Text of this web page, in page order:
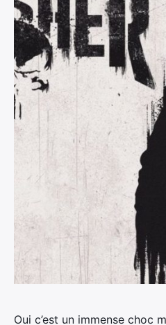
Oui c’est un immense choc